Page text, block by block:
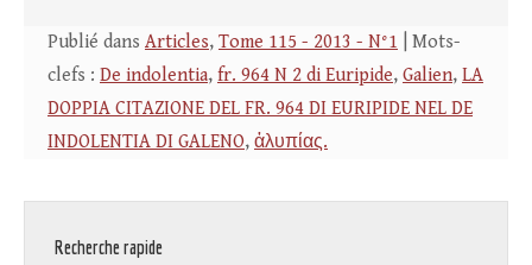
Publié dans Articles, Tome 115 - 2013 - N°1 | Mots-
clefs : De indolentia, fr. 964 N 2 di Euripide, Galien, LA
DOPPIA CITAZIONE DEL FR. 964 DI EURIPIDE NEL DE
INDOLENTIA DI GALENO, ἀλυπίας.
Recherche rapide